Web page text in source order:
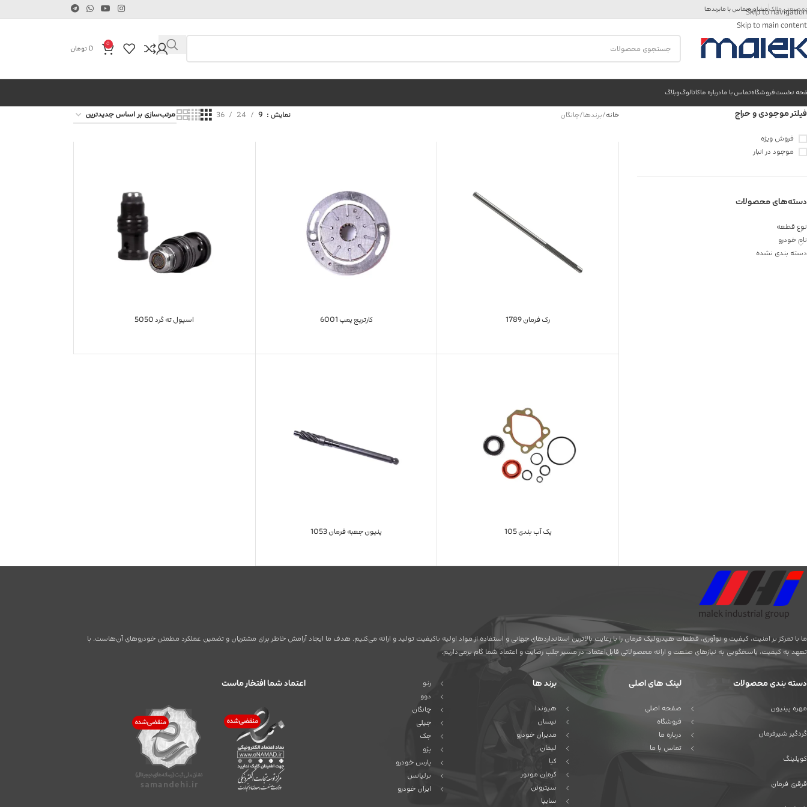
Skip to navigation
Skip to main content
صنعتی مالکمشاورهتماس با مابرندها
0
0 تومان
نخستفروشگاهتماس با مادرباره ماکاتالوگوبلاگ
فیلتر موجودی و حراج
فروش ویژه
موجود در انبار
دسته‌های محصولات
نوع قطعه
نام خودرو
دسته بندی نشده
خانه برندها چانگان نمایش 9
24
36
رک فرمان 1789 کارتریج پمپ 6001 اسپول ته گرد 5050
پک آب بندی 105 پنیون جعبه فرمان 1053
ما با تمرکز بر امنیت، کیفیت و نوآوری، قطعات هیدرولیک فرمان را با رعایت بالاترین استانداردهای جهانی و استفاده از مواد اولیه باکیفیت تولید و ارائه می‌کنیم. هدف ما ایجاد آرامش خاطر برای مشتریان و تضمین عملکرد مطمئن خودروهای آن‌هاست. با
تعهد به کیفیت، پاسخگویی به نیازهای صنعت و ارائه محصولاتی قابل‌اعتماد، در مسیر جلب رضایت و اعتماد شما گام برمی‌داریم.
دسته بندی محصولات
مهره پینیون
گردگیر شیرفرمان
کوپلینگ
قرقری فرمان
لینک های اصلی
صفحه اصلی
فروشگاه
درباره ما
تماس با ما
برند ها
هیوندا
نیسان
مدیران خودرو
لیفان
کیا
کرمان موتور
سیتروئن
سایپا
رنو
دوو
چانگان
جیلی
جک
پژو
پارس خودرو
برلیانس
ایران خودرو
اعتماد شما افتخار ماست